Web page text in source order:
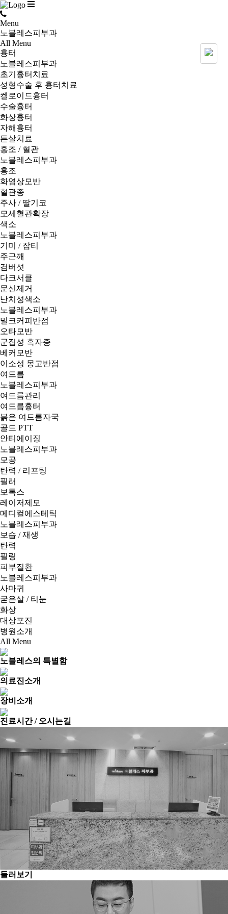
Menu
노블레스피부과
All Menu
흉터
노블레스피부과
초기흉터치료
성형수술 후 흉터치료
켈로이드흉터
수술흉터
화상흉터
자해흉터
튼살치료
홍조 / 혈관
노블레스피부과
홍조
화염상모반
혈관종
주사 / 딸기코
모세혈관확장
색소
노블레스피부과
기미 / 잡티
주근깨
검버섯
다크서클
문신제거
난치성색소
노블레스피부과
밀크커피반점
오타모반
군집성 흑자증
베커모반
이소성 몽고반점
여드름
노블레스피부과
여드름관리
여드름흉터
붉은 여드름자국
골드 PTT
안티에이징
노블레스피부과
모공
탄력 / 리프팅
필러
보톡스
레이저제모
메디컬에스테틱
노블레스피부과
보습 / 재생
탄력
필링
피부질환
노블레스피부과
사마귀
굳은살 / 티눈
화상
대상포진
병원소개
All Menu
노블레스의 특별함
의료진소개
장비소개
진료시간 / 오시는길
둘러보기